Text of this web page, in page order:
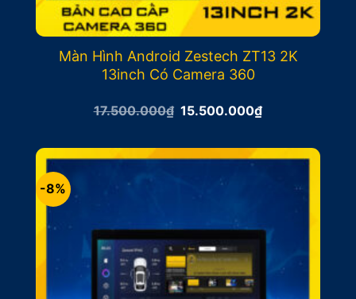
Màn Hình Android Zestech ZT13 2K
13inch Có Camera 360
17.500.000₫ Giá
17.500.000₫.
15.500.000₫Giá
là:
15.500.000₫.
-8%